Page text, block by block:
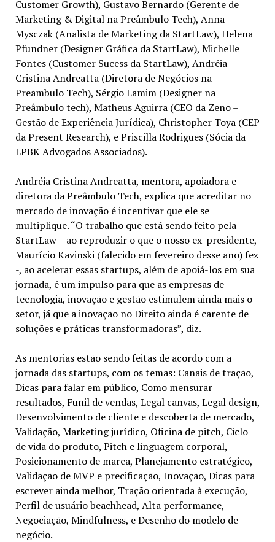
Customer Growth), Gustavo Bernardo (Gerente de
Marketing & Digital na Preâmbulo Tech), Anna
Mysczak (Analista de Marketing da StartLaw), Helena
Pfundner (Designer Gráfica da StartLaw), Michelle
Fontes (Customer Sucess da StartLaw), Andréia
Cristina Andreatta (Diretora de Negócios na
Preãmbulo Tech), Sérgio Lamim (Designer na
Preâmbulo tech), Matheus Aguirra (CEO da Zeno –
Gestão de Experiência Jurídica), Christopher Toya (CEP
da Present Research), e Priscilla Rodrigues (Sócia da
LPBK Advogados Associados).
Andréia Cristina Andreatta, mentora, apoiadora e
diretora da Preâmbulo Tech, explica que acreditar no
mercado de inovação é incentivar que ele se
multiplique. “O trabalho que está sendo feito pela
StartLaw – ao reproduzir o que o nosso ex-presidente,
Maurício Kavinski (falecido em fevereiro desse ano) fez
-, ao acelerar essas startups, além de apoiá-los em sua
jornada, é um impulso para que as empresas de
tecnologia, inovação e gestão estimulem ainda mais o
setor, já que a inovação no Direito ainda é carente de
soluções e práticas transformadoras”, diz.
As mentorias estão sendo feitas de acordo com a
jornada das startups, com os temas: Canais de tração,
Dicas para falar em público, Como mensurar
resultados, Funil de vendas, Legal canvas, Legal design,
Desenvolvimento de cliente e descoberta de mercado,
Validação, Marketing jurídico, Oficina de pitch, Ciclo
de vida do produto, Pitch e linguagem corporal,
Posicionamento de marca, Planejamento estratégico,
Validação de MVP e precificação, Inovação, Dicas para
escrever ainda melhor, Tração orientada à execução,
Perfil de usuário beachhead, Alta performance,
Negociação, Mindfulness, e Desenho do modelo de
negócio.